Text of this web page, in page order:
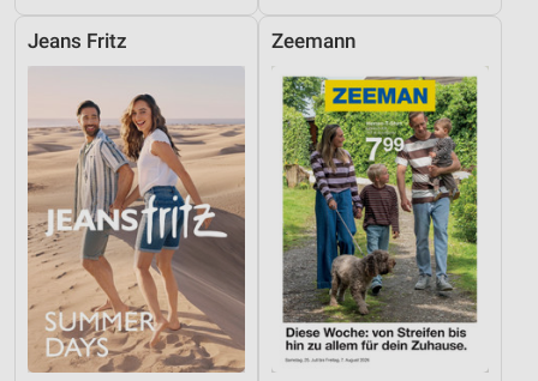
Jeans Fritz Zeemann